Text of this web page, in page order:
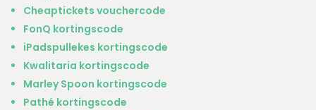
Cheaptickets vouchercode
FonQ kortingscode
iPadspullekes kortingscode
Kwalitaria kortingscode
Marley Spoon kortingscode
Pathé kortingscode